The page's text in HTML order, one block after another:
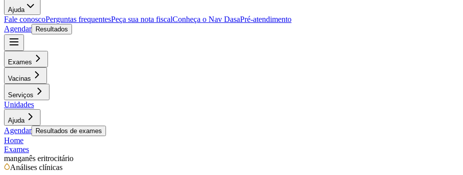
Ajuda
Fale conoscoPerguntas frequentesPeça sua nota fiscalConheça o Nav DasaPré-atendimento
Agendar
Resultados
Exames
Vacinas
Serviços
Unidades
Ajuda
Agendar Resultados de exames
Home
Exames
manganês eritrocitário
Análises clínicas